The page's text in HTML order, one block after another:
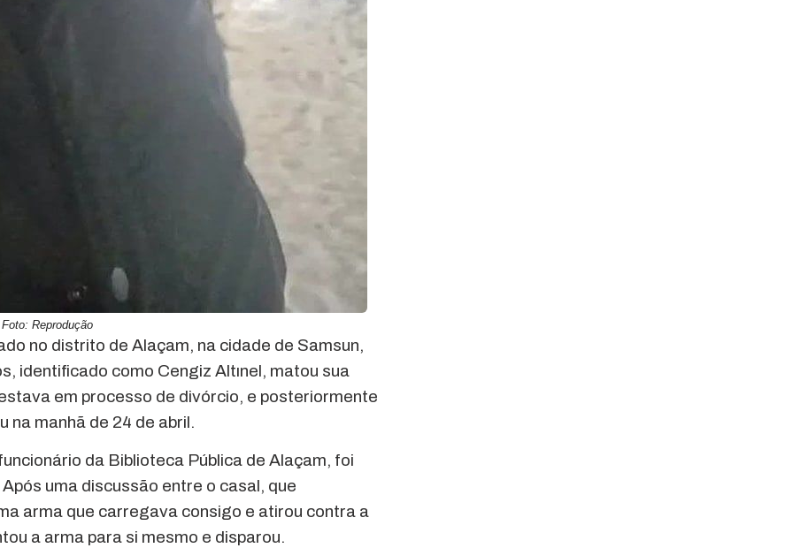
Foto: Reprodução
no distrito de Alaçam, na cidade de Samsun,
identificado como Cengiz Altınel, matou sua
em processo de divórcio, e posteriormente
na manhã de 24 de abril.
da Biblioteca Pública de Alaçam, foi
uma discussão entre o casal, que
arma que carregava consigo e atirou contra a
a arma para si mesmo e disparou.